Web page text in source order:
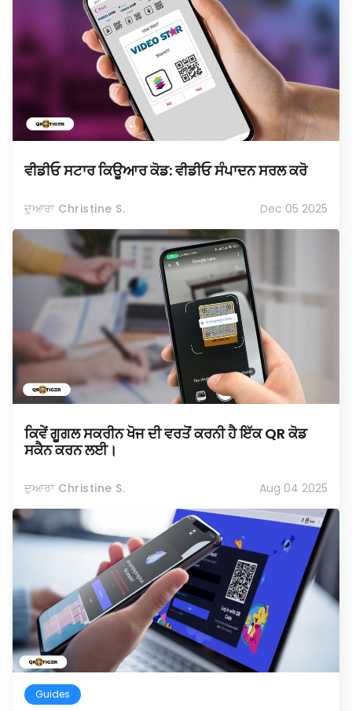
ਵੀਡੀਓ ਸਟਾਰ ਕਿਊਆਰ ਕੋਡ: ਵੀਡੀਓ ਸੰਪਾਦਨ ਸਰਲ ਕਰੋ
ਦੁਆਰਾ Christine S. Dec 05 2025
ਕਿਵੇਂ ਗੂਗਲ ਸਕਰੀਨ ਖੋਜ ਦੀ ਵਰਤੋਂ ਕਰਨੀ ਹੈ ਇੱਕ QR ਕੋਡ
ਸਕੈਨ ਕਰਨ ਲਈ।
ਦੁਆਰਾ Christine S. Aug 04 2025
Guides